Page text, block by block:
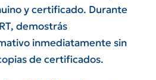
y certificado. Durante
demostrás
inmediatamente sin
de certificados.